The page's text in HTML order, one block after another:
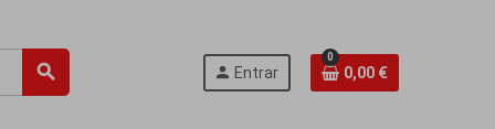
search person Entrar
0
0,00 €